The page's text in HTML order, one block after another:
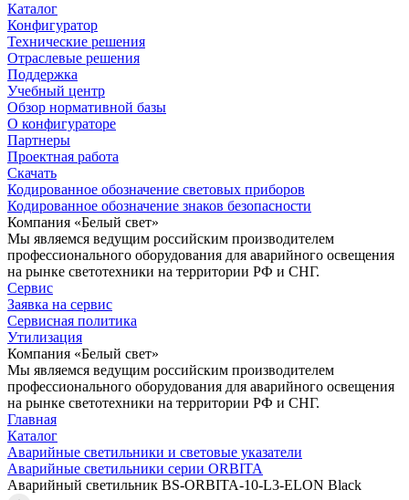
Каталог
Конфигуратор
Технические решения
Отраслевые решения
Поддержка
Учебный центр
Обзор нормативной базы
О конфигураторе
Партнеры
Проектная работа
Скачать
Кодированное обозначение световых приборов
Кодированное обозначение знаков безопасности
Компания «Белый свет»
Мы являемся ведущим российским производителем
профессионального оборудования для аварийного освещения
на рынке светотехники на территории РФ и СНГ.
Сервис
Заявка на сервис
Сервисная политика
Утилизация
Компания «Белый свет»
Мы являемся ведущим российским производителем
профессионального оборудования для аварийного освещения
на рынке светотехники на территории РФ и СНГ.
Главная
Каталог
Аварийные светильники и световые указатели
Аварийные светильники серии ORBITA
Аварийный светильник BS-ORBITA-10-L3-ELON Black